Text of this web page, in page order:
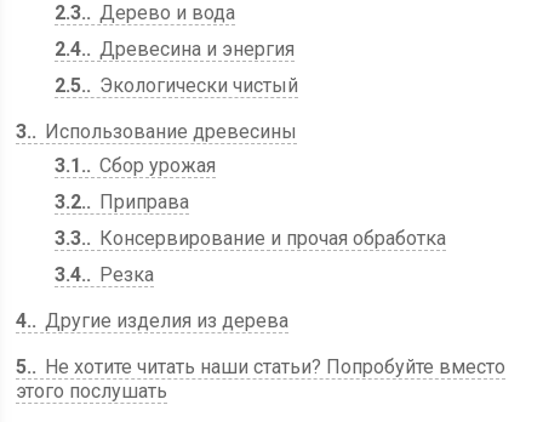
2.3.
Дерево и вода
2.4.
Древесина и энергия
2.5.
Экологически чистый
3.
Использование древесины
3.1.
Сбор урожая
3.2.
Приправа
3.3.
Консервирование и прочая обработка
3.4.
Резка
4.
Другие изделия из дерева
5.
Не хотите читать наши статьи? Попробуйте вместо
этого послушать